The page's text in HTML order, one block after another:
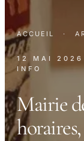
ACCUEIL ·
12 MAI 2026
INFO
Mairie